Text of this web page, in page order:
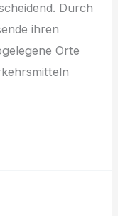
Durch
ihren
Orte